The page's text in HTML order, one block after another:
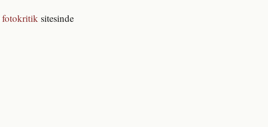
fotokritik sitesinde